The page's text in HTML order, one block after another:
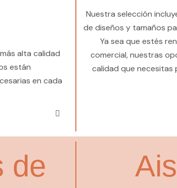
alta calidad
están
en cada
Nuestra selección
de diseños y tamaños
Ya sea que estés
comercial, nuestras
calidad que necesitas
de